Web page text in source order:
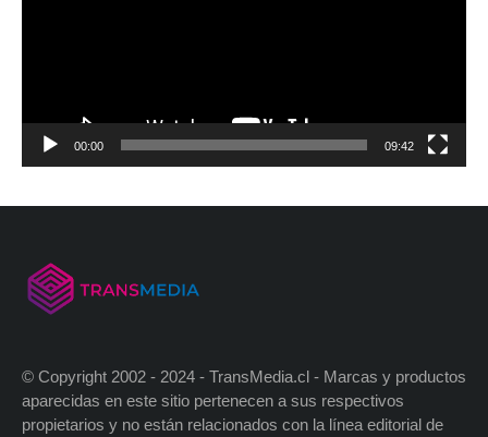
00:00 09:42
© Copyright 2002 - 2024 - TransMedia.cl - Marcas y productos
aparecidas en este sitio pertenecen a sus respectivos
propietarios y no están relacionados con la línea editorial de